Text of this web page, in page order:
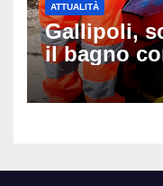
ATTUALITÀ
Gallipoli,
il bagno
a 19 anni
disperati